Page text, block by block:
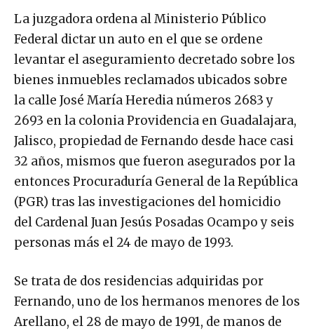
La juzgadora ordena al Ministerio Público
Federal dictar un auto en el que se ordene
levantar el aseguramiento decretado sobre los
bienes inmuebles reclamados ubicados sobre
la calle José María Heredia números 2683 y
2693 en la colonia Providencia en Guadalajara,
Jalisco, propiedad de Fernando desde hace casi
32 años, mismos que fueron asegurados por la
entonces Procuraduría General de la República
(PGR) tras las investigaciones del homicidio
del Cardenal Juan Jesús Posadas Ocampo y seis
personas más el 24 de mayo de 1993.
Se trata de dos residencias adquiridas por
Fernando, uno de los hermanos menores de los
Arellano, el 28 de mayo de 1991, de manos de